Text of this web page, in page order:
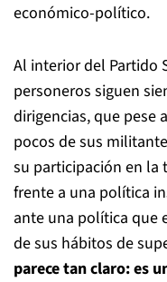
económico-político.
Al interior del Partido
personeros siguen
dirigencias, que pese
pocos de sus
su participación en la
frente a una política
ante una política que
de sus hábitos de
parece tan claro: es